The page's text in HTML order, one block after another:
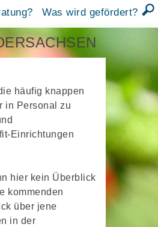
Was wird gefördert?
häufig knappen
in Personal zu
Einrichtungen
hier kein Überblick
kommenden
über jene
in der